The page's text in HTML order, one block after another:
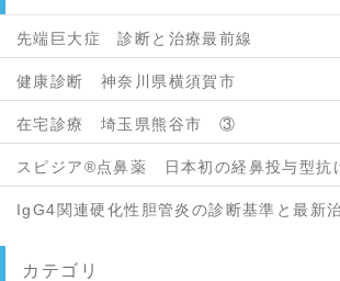
先端巨大症 診断と治療最前線
健康診断 神奈川県横須賀市
在宅診療 埼玉県熊谷市 ③
スピジア®点鼻薬 日本初の経鼻投与型抗
IgG4関連硬化性胆管炎の診断基準と最新
カテゴリ